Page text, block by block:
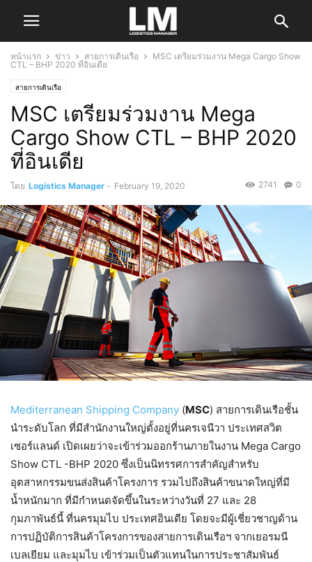
หน้าแรก ข่าว สายการเดินเรือ
MSC เตรียมร่วมงาน Mega Cargo Show
CTL – BHP 2020 ที่อินเดีย
สายการเดินเรือ
MSC เตรียมร่วมงาน Mega
Cargo Show CTL – BHP 2020
ที่อินเดีย
โดย Logistics Manager - February 19, 2020 0
2741
Mediterranean Shipping Company (MSC) สายการเดินเรือชั้น
นำระดับโลก ที่มีสำนักงานใหญ่ตั้งอยู่ที่นครเจนีวา ประเทศสวิต
เซอร์แลนด์ เปิดเผยว่าจะเข้าร่วมออกร้านภายในงาน Mega Cargo
Show CTL -BHP 2020 ซึ่งเป็นนิทรรศการสำคัญสำหรับ
อุตสาหกรรมขนส่งสินค้าโครงการ รวมไปถึงสินค้าขนาดใหญ่ที่มี
น้ำหนักมาก ที่มีกำหนดจัดขึ้นในระหว่างวันที่ 27 และ 28
กุมภาพันธ์นี้ ที่นครมุมไบ ประเทศอินเดีย โดยจะมีผู้เชี่ยวชาญด้าน
การปฏิบัติการสินค้าโครงการของสายการเดินเรือฯ จากเยอรมนี
เบลเยียม และมุมไบ เข้าร่วมเป็นตัวแทนในการประชาสัมพันธ์